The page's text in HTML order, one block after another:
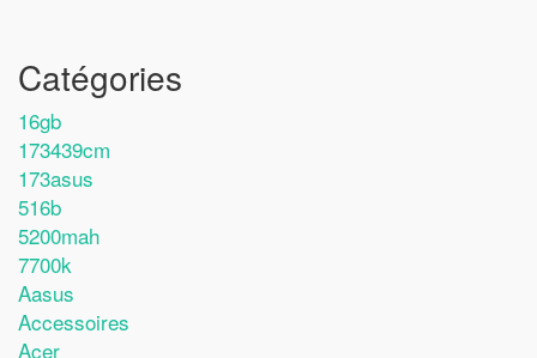
Catégories
16gb
173439cm
173asus
516b
5200mah
7700k
Aasus
Accessoires
Acer